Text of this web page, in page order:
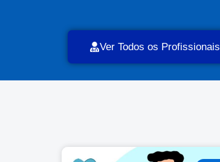
Ver Todos os Profissionais